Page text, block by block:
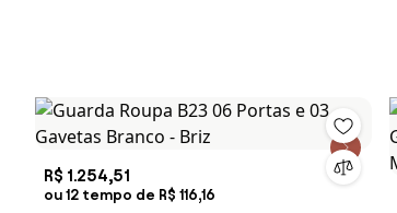
R$ 1.254,51
ou 12 tempo de R$ 116,16